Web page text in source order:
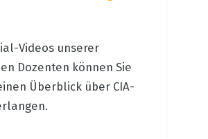
Videos unserer
Dozenten können Sie
Überblick über CIA-